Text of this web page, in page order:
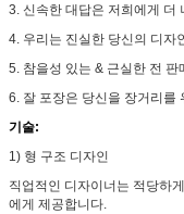
3. 신속한 대답은 저희에게 더
4. 우리는 진실한 당신의 디자
5. 참을성 있는 & 근실한 전
6. 잘 포장은 당신을 장거리를
기술:
1) 형 구조 디자인
직업적인 디자이너는 적당하
에게 제공합니다.